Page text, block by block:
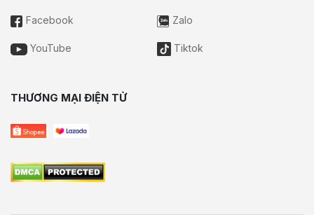
Facebook Zalo
YouTube Tiktok
THƯƠNG MẠI ĐIỆN TỬ